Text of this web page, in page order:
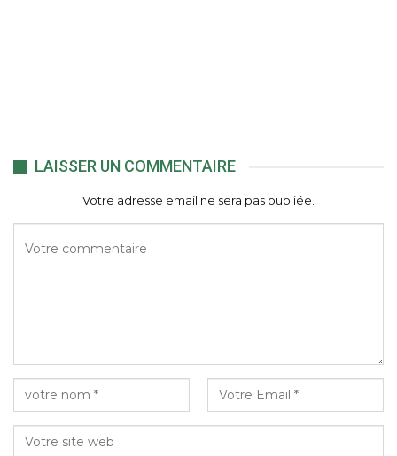
LAISSER UN COMMENTAIRE
Votre adresse email ne sera pas publiée.